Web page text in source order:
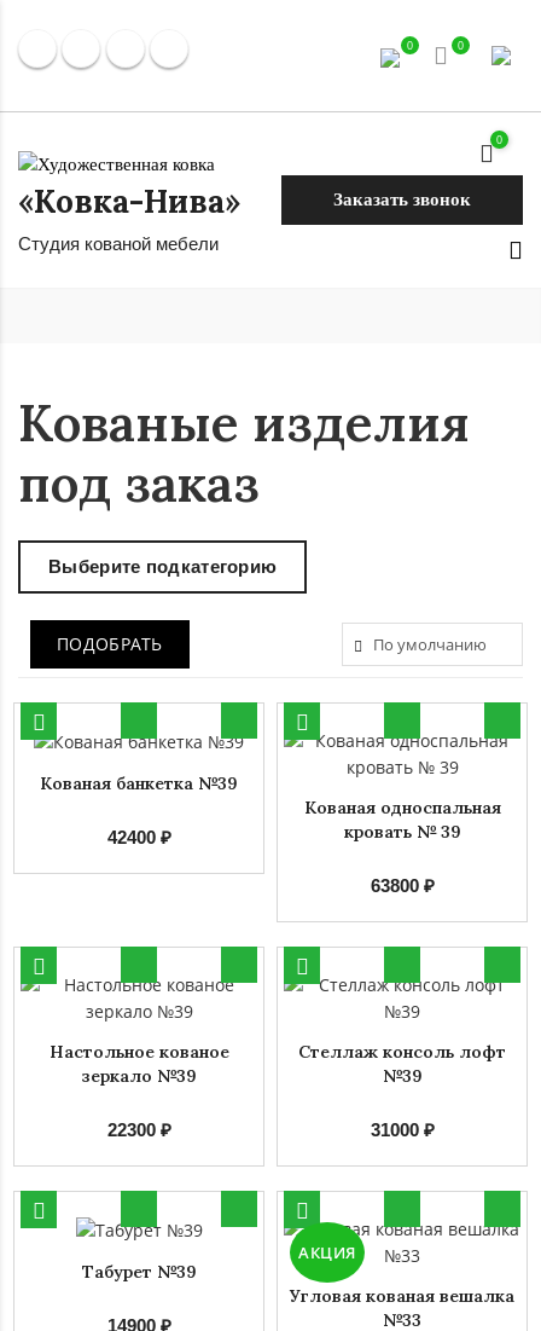
0 0
«Ковка-Нива»
Студия кованой мебели
0
Заказать звонок
Кованые изделия
под заказ
Выберите подкатегорию
ПОДОБРАТЬ
Кованая банкетка №39
42400 ₽
Кованая односпальная
кровать № 39
63800 ₽
Настольное кованое
зеркало №39
22300 ₽
Стеллаж консоль лофт
№39
31000 ₽
Табурет №39
14900 ₽
АКЦИЯ
Угловая кованая вешалка
№33